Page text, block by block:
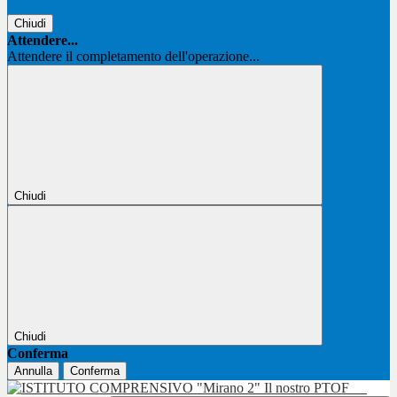
Chiudi
Attendere...
Attendere il completamento dell'operazione...
Chiudi
Chiudi
Conferma
Annulla Conferma
Il nostro PTOF